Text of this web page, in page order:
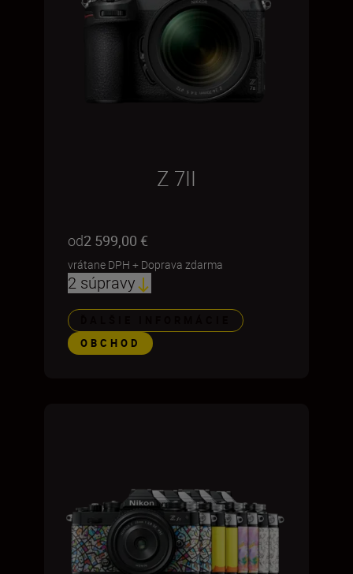
Z 7II
od2 599,00 €
vrátane DPH + Doprava zdarma
2 súpravy
OBCHOD